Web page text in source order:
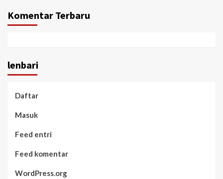
Komentar Terbaru
lenbari
Daftar
Masuk
Feed entri
Feed komentar
WordPress.org